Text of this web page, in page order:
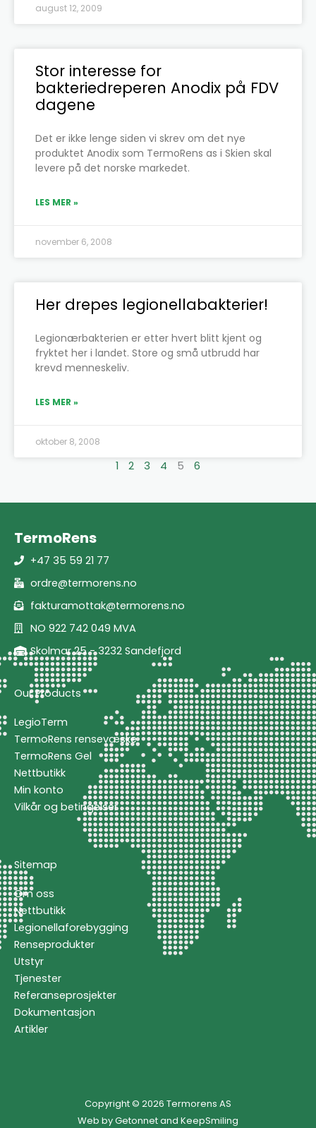
august 12, 2009
Stor interesse for
bakteriedreperen Anodix på FDV
dagene
Det er ikke lenge siden vi skrev om det nye
produktet Anodix som TermoRens as i Skien skal
levere på det norske markedet.
LES MER »
november 6, 2008
Her drepes legionellabakterier!
Legionærbakterien er etter hvert blitt kjent og
fryktet her i landet. Store og små utbrudd har
krevd menneskeliv.
LES MER »
oktober 8, 2008
1 2 3 4 5 6
TermoRens
+47 35 59 21 77
ordre@termorens.no
fakturamottak@termorens.no
NO 922 742 049 MVA
Skolmar 25 - 3232 Sandefjord
Our Products
LegioTerm
TermoRens rensevæske
TermoRens Gel
Nettbutikk
Min konto
Vilkår og betingelser
Sitemap
Om oss
Nettbutikk
Legionellaforebygging
Renseprodukter
Utstyr
Tjenester
Referanseprosjekter
Dokumentasjon
Artikler
Copyright © 2026 Termorens AS
Web byGetonnetand KeepSmiling